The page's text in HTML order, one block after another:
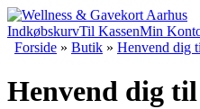
IndkøbskurvTil KassenMin
Forside » Butik » Henvend dig
Henvend dig til